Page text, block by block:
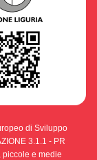
di Sviluppo
3.1.1 - PR
e medie